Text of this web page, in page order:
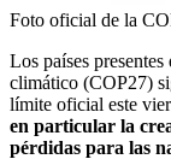
Foto oficial de la
Los países
climático (COP27)
límite oficial este
en particular la
pérdidas para las